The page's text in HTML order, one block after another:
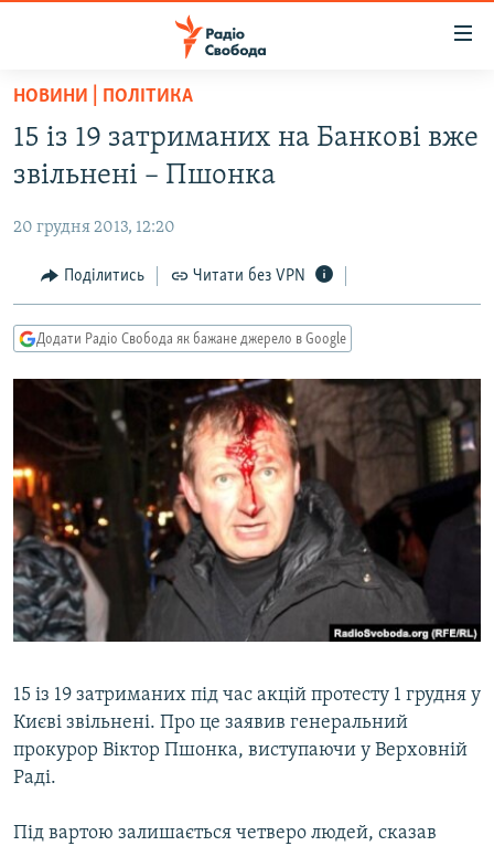
Перейти
основного
матеріалу
до
навігації
Перейти
до
ПОЛІТИКА
ЕКОНОМІКА
КУЛЬТУРА
СПОРТ
УКРАЇНА
СВІТ
ВІЙНА
РОСІЙСЬКА «ФІЛЬТРАЦІЯ»
КРИМ.РЕАЛІЇ
ТИ ЯК?
СХЕМИ
КИТАЙ.ВИКЛИКИ
МУЛЬТИМЕДІА
ФОТО
СПЕЦПРОЄКТИ
ПОДКАСТИ
КРИМ РЕАЛІЇ
РУС
УКР
НОВИНИ | ПОЛІТИКА
15 із 19 затриманих на Банкові вже
звільнені – Пшонка
20 грудня 2013, 12:20
Поділитись Читати без VPN
Додати Радіо Свобода як бажане джерело в Google
15 із 19 затриманих під час акцій протесту 1 грудня у
Києві звільнені. Про це заявив генеральний
прокурор Віктор Пшонка, виступаючи у Верховній
Раді.
Під вартою залишається четверо людей, сказав